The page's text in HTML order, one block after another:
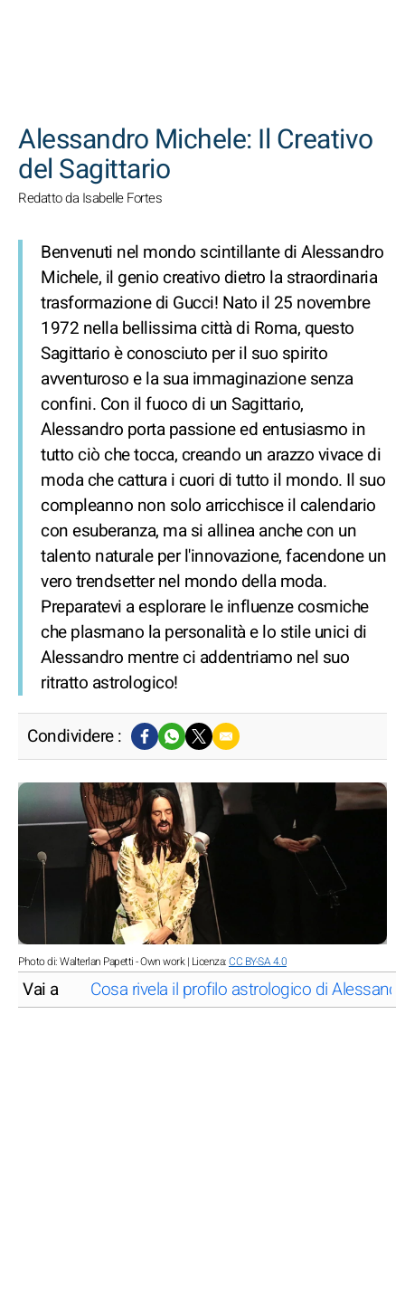
Alessandro Michele: Il Creativo
del Sagittario
Redatto da Isabelle Fortes
Benvenuti nel mondo scintillante di Alessandro
Michele, il genio creativo dietro la straordinaria
trasformazione di Gucci! Nato il 25 novembre
1972 nella bellissima città di Roma, questo
Sagittario è conosciuto per il suo spirito
avventuroso e la sua immaginazione senza
confini. Con il fuoco di un Sagittario,
Alessandro porta passione ed entusiasmo in
tutto ciò che tocca, creando un arazzo vivace di
moda che cattura i cuori di tutto il mondo. Il suo
compleanno non solo arricchisce il calendario
con esuberanza, ma si allinea anche con un
talento naturale per l'innovazione, facendone un
vero trendsetter nel mondo della moda.
Preparatevi a esplorare le influenze cosmiche
che plasmano la personalità e lo stile unici di
Alessandro mentre ci addentriamo nel suo
ritratto astrologico!
Condividere :
Photo di: Walterlan Papetti - Own work | Licenza:CC BY-SA 4.0
Vai a Cosa rivela il profilo astrologico di